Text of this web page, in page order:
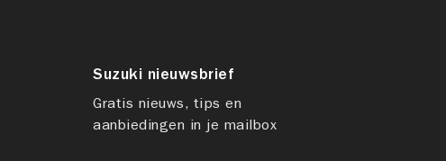
Suzuki nieuwsbrief
Gratis nieuws, tips en
aanbiedingen in je mailbox